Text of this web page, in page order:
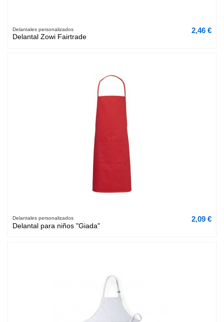
Delantales personalizados
Delantal Zowi Fairtrade
2,46 €
Delantales personalizados
Delantal para niños "Giada"
2,09 €